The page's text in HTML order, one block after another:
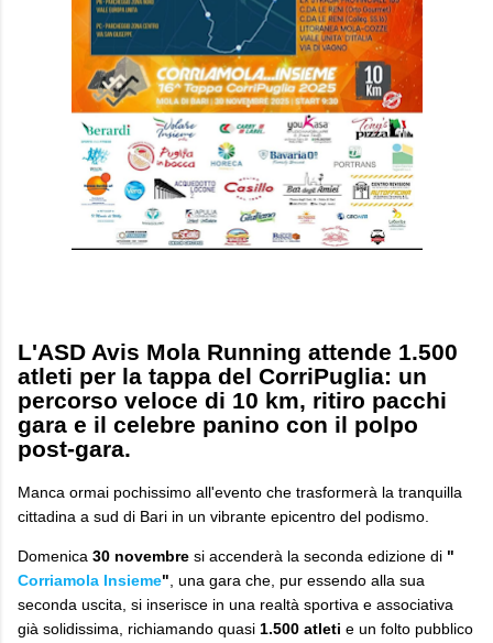
​L'ASD Avis Mola Running attende 1.500
atleti per la tappa del CorriPuglia: un
percorso veloce di 10 km, ritiro pacchi
gara e il celebre panino con il polpo
post-gara.
​Manca ormai pochissimo all'evento che trasformerà la tranquilla
cittadina a sud di Bari in un vibrante epicentro del podismo.
Domenica 30 novembre si accenderà la seconda edizione di "
Corriamola Insieme" , una gara che, pur essendo alla sua
seconda uscita, si inserisce in una realtà sportiva e associativa
già solidissima, richiamando quasi 1.500 atleti e un folto pubblico